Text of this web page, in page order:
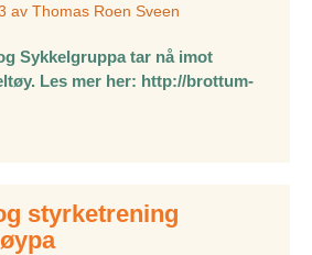
av Thomas Roen Sveen
Sykkelgruppa tar nå imot
Les mer her: http://brottum-
styrketrening